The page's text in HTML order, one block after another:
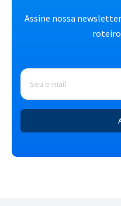
Assine nossa
E-
mail *